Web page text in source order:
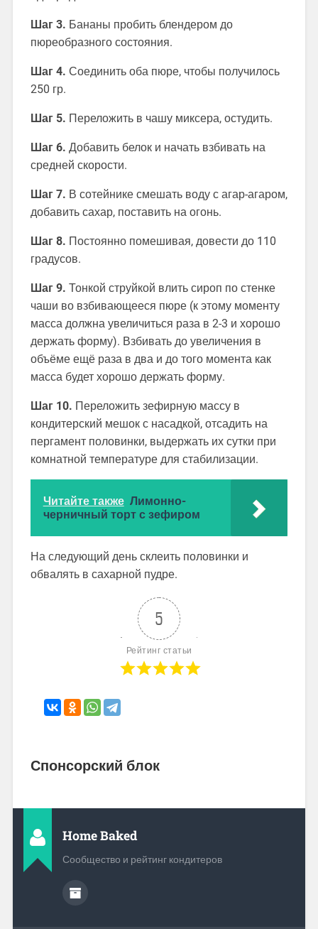
Шаг 3. Бананы пробить блендером до
пюреобразного состояния.
Шаг 4. Соединить оба пюре, чтобы получилось
250 гр.
Шаг 5. Переложить в чашу миксера, остудить.
Шаг 6. Добавить белок и начать взбивать на
средней скорости.
Шаг 7. В сотейнике смешать воду с агар-агаром,
добавить сахар, поставить на огонь.
Шаг 8. Постоянно помешивая, довести до 110
градусов.
Шаг 9. Тонкой струйкой влить сироп по стенке
чаши во взбивающееся пюре (к этому моменту
масса должна увеличиться раза в 2-3 и хорошо
держать форму). Взбивать до увеличения в
объёме ещё раза в два и до того момента как
масса будет хорошо держать форму.
Шаг 10. Переложить зефирную массу в
кондитерский мешок с насадкой, отсадить на
пергамент половинки, выдержать их сутки при
комнатной температуре для стабилизации.
Читайте также Лимонно-
черничный торт с зефиром
На следующий день склеить половинки и
обвалять в сахарной пудре.
5
Рейтинг статьи
Спонсорский блок
Home Baked
Сообщество и рейтинг кондитеров